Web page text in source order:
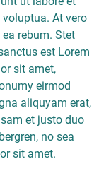
At vero
rebum. Stet
est Lorem
sit amet,
eirmod
aliquyam erat,
et justo duo
no sea
sit amet.